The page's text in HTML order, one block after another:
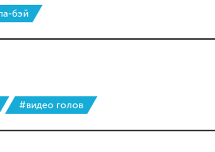
бэй
#видео голов